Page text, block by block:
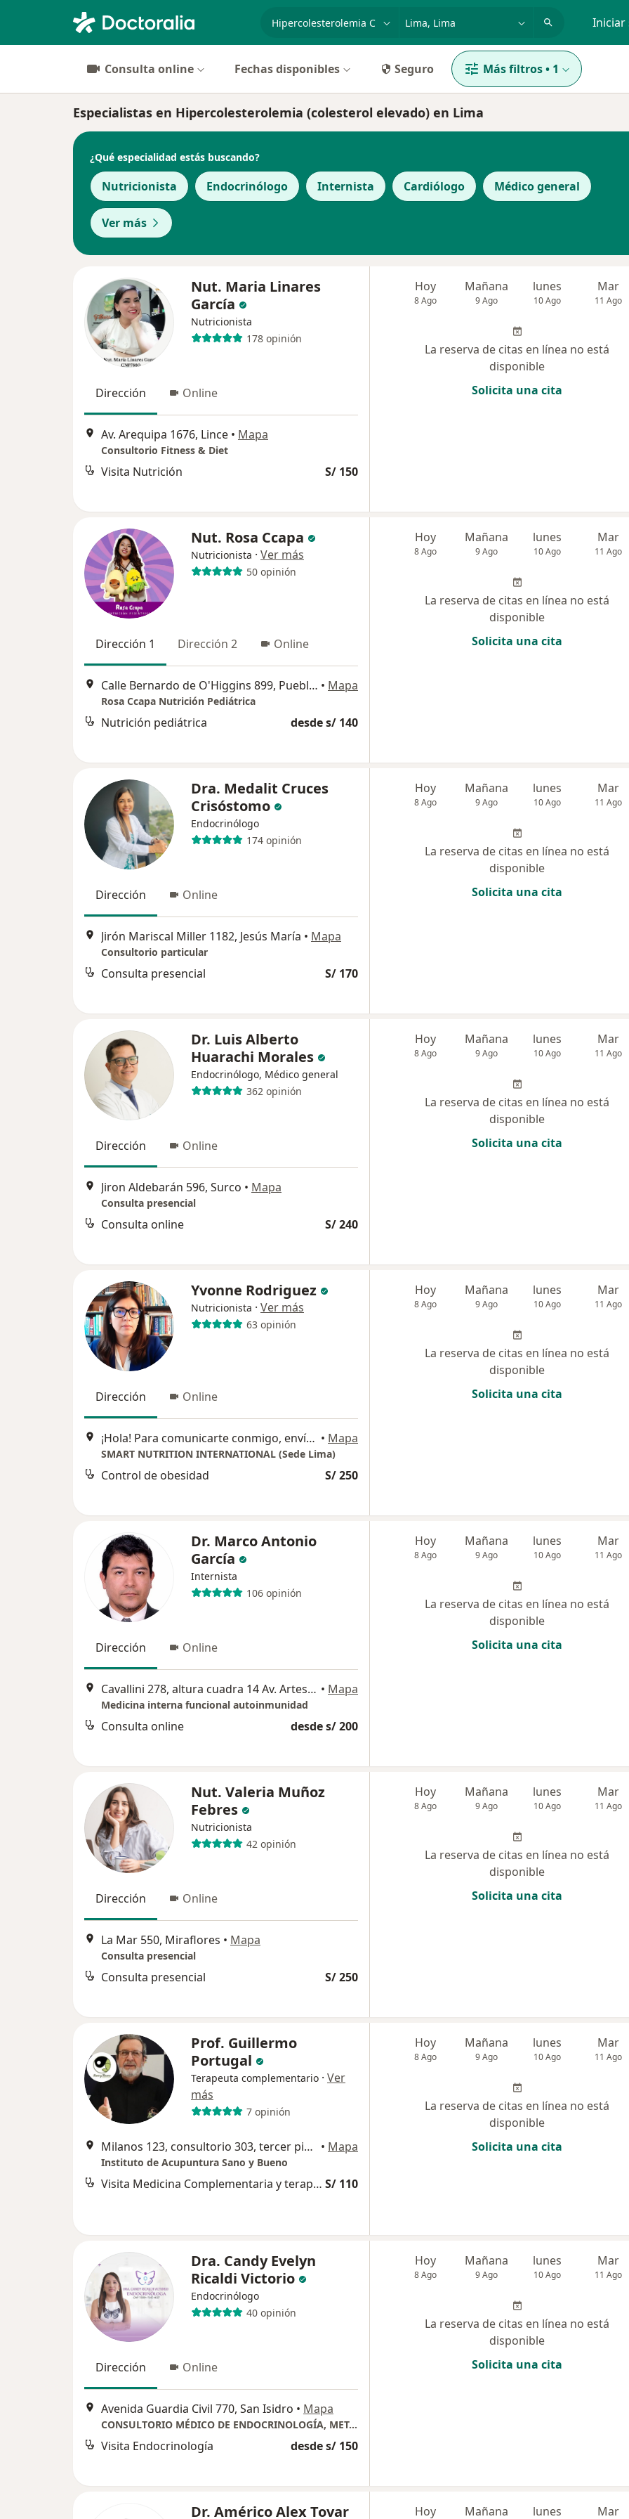
Iniciar
Consulta online Fechas disponibles Seguro Más filtros• 1
Especialistas en Hipercolesterolemia (colesterol elevado) en Lima
¿Qué especialidad estás buscando?
Nutricionista Endocrinólogo Internista Cardiólogo Médico general
Ver más
Nut. Maria Linares
García
Nutricionista
178 opinión
Dirección Online
Av. Arequipa 1676, Lince • Mapa
Consultorio Fitness & Diet
Visita Nutrición S/ 150
Hoy
8 Ago
Mañana
9 Ago
lunes
10 Ago
Mar
11 Ago
La reserva de citas en línea no está
disponible
Solicita una cita
Nut. Rosa Ccapa
Nutricionista · Ver más
50 opinión
Dirección 1 Dirección 2 Online
Calle Bernardo de O'Higgins 899, Pueblo Libre • Mapa
Rosa Ccapa Nutrición Pediátrica
Nutrición pediátrica desde s/ 140
Hoy
8 Ago
Mañana
9 Ago
lunes
10 Ago
Mar
11 Ago
La reserva de citas en línea no está
disponible
Solicita una cita
Dra. Medalit Cruces
Crisóstomo
Endocrinólogo
174 opinión
Dirección Online
Jirón Mariscal Miller 1182, Jesús María • Mapa
Consultorio particular
Consulta presencial S/ 170
Hoy
8 Ago
Mañana
9 Ago
lunes
10 Ago
Mar
11 Ago
La reserva de citas en línea no está
disponible
Solicita una cita
Dr. Luis Alberto
Huarachi Morales
Endocrinólogo, Médico general
362 opinión
Dirección Online
Jiron Aldebarán 596, Surco • Mapa
Consulta presencial
Consulta online S/ 240
Hoy
8 Ago
Mañana
9 Ago
lunes
10 Ago
Mar
11 Ago
La reserva de citas en línea no está
disponible
Solicita una cita
Yvonne Rodriguez
Nutricionista · Ver más
63 opinión
Dirección Online
¡Hola! Para comunicarte conmigo, envía un WhatsApp o un correo electrónico desde mi sitio web, especificando el motivo de tu consulta. ¡Estaré encantado de ayudarte!, Lima • Mapa
SMART NUTRITION INTERNATIONAL (Sede Lima)
Control de obesidad S/ 250
Hoy
8 Ago
Mañana
9 Ago
lunes
10 Ago
Mar
11 Ago
La reserva de citas en línea no está
disponible
Solicita una cita
Dr. Marco Antonio
García
Internista
106 opinión
Dirección Online
Cavallini 278, altura cuadra 14 Av. Artes Norte, Lima • Mapa
Medicina interna funcional autoinmunidad
Consulta online desde s/ 200
Hoy
8 Ago
Mañana
9 Ago
lunes
10 Ago
Mar
11 Ago
La reserva de citas en línea no está
disponible
Solicita una cita
Nut. Valeria Muñoz
Febres
Nutricionista
42 opinión
Dirección Online
La Mar 550, Miraflores • Mapa
Consulta presencial
Consulta presencial S/ 250
Hoy
8 Ago
Mañana
9 Ago
lunes
10 Ago
Mar
11 Ago
La reserva de citas en línea no está
disponible
Solicita una cita
Prof. Guillermo
Portugal
Terapeuta complementario · Ver
más
7 opinión
Milanos 123, consultorio 303, tercer piso, San Isidro • Mapa
Instituto de Acupuntura Sano y Bueno
Visita Medicina Complementaria y terapias alternativas S/ 110
Hoy
8 Ago
Mañana
9 Ago
lunes
10 Ago
Mar
11 Ago
La reserva de citas en línea no está
disponible
Solicita una cita
Dra. Candy Evelyn
Ricaldi Victorio
Endocrinólogo
40 opinión
Dirección Online
Avenida Guardia Civil 770, San Isidro • Mapa
CONSULTORIO MÉDICO DE ENDOCRINOLOGÍA, METABOLISMO Y DIABETES
Visita Endocrinología desde s/ 150
Hoy
8 Ago
Mañana
9 Ago
lunes
10 Ago
Mar
11 Ago
La reserva de citas en línea no está
disponible
Solicita una cita
Dr. Américo Alex Tovar Hoy Mañana lunes Mar